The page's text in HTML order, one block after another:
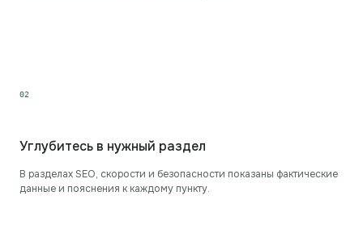
02
Углубитесь в нужный раздел
В разделах SEO, скорости и безопасности показаны фактические
данные и пояснения к каждому пункту.